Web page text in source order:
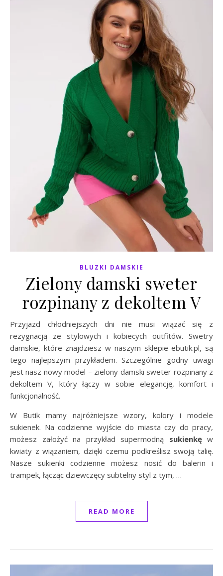
BLUZKI DAMSKIE
Zielony damski sweter
rozpinany z dekoltem V
Przyjazd chłodniejszych dni nie musi wiązać się z
rezygnacją ze stylowych i kobiecych outfitów. Swetry
damskie, które znajdziesz w naszym sklepie ebutik.pl, są
tego najlepszym przykładem. Szczególnie godny uwagi
jest nasz nowy model – zielony damski sweter rozpinany z
dekoltem V, który łączy w sobie elegancję, komfort i
funkcjonalność.
W Butik mamy najróżniejsze wzory, kolory i modele
sukienek. Na codzienne wyjście do miasta czy do pracy,
możesz założyć na przykład supermodną sukienkęw
kwiaty z wiązaniem, dzięki czemu podkreślisz swoją talię.
Nasze sukienki codzienne możesz nosić do balerin i
trampek, łącząc dziewczęcy subtelny styl z tym, …
READ MORE